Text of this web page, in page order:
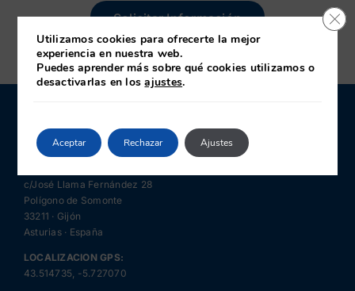
Solicitar Información
CONTACTO
c/José Llama Fernández 28
Polígono de Somonte
33211 · Gijón
Asturias · España
LOCALIZACION GPS:
43.514735, -5.727070
Utilizamos cookies para ofrecerte la mejor
experiencia en nuestra web.
Puedes aprender más sobre qué cookies utilizamos o
desactivarlas en losajustes.
Aceptar Rechazar Ajustes